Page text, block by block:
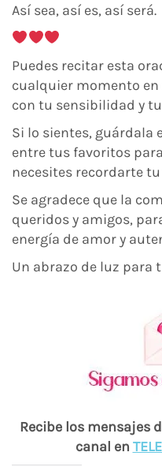
Así sea, así es, así será.
Puedes recitar esta
cualquier momento
con tu sensibilidad y
Si lo sientes, guárdala
entre tus favoritos
necesites recordarte
Se agradece que la
queridos y amigos,
energía de amor y
Un abrazo de luz para
Recibe los mensajes
canal en